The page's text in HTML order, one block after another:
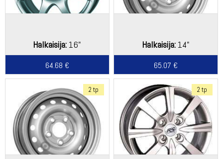
Halkaisija: 16"
64.68 €
Halkaisija: 14"
65.07 €
2 tp 2 tp